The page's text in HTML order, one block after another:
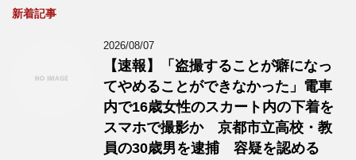
新着記事
2026/08/07
【速報】「盗撮することが癖になっ
てやめることができなかった」電車
内で16歳女性のスカート内の下着を
スマホで撮影か 京都市立高校・教
員の30歳男を逮捕 容疑を認める